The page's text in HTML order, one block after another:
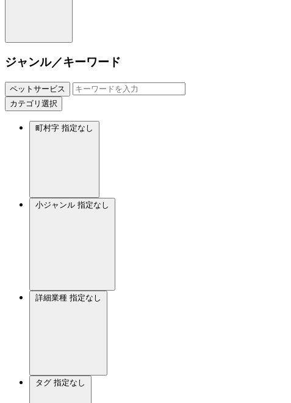
ジャンル／キーワード
ペットサービス
カテゴリ選択
町村字 指定なし
小ジャンル 指定なし
詳細業種 指定なし
タグ 指定なし